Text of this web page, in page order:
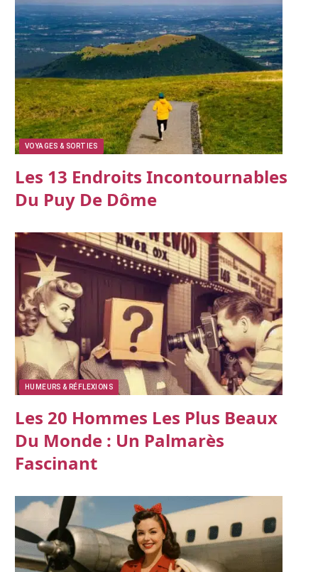
VOYAGES & SORTIES
Les 13 Endroits Incontournables
Du Puy De Dôme
HUMEURS & RÉFLEXIONS
Les 20 Hommes Les Plus Beaux
Du Monde : Un Palmarès
Fascinant